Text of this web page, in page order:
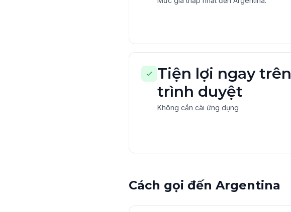
Tiện lợi ngay trên
trình duyệt
Không cần cài ứng dụng
Cách gọi đến Argentina